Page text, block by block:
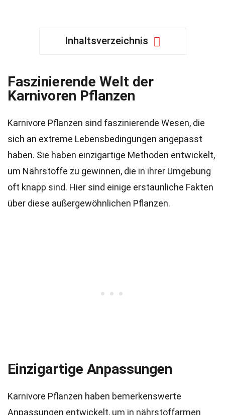
Inhaltsverzeichnis
Faszinierende Welt der
Karnivoren Pflanzen
Karnivore Pflanzen sind faszinierende Wesen, die
sich an extreme Lebensbedingungen angepasst
haben. Sie haben einzigartige Methoden entwickelt,
um Nährstoffe zu gewinnen, die in ihrer Umgebung
oft knapp sind. Hier sind einige erstaunliche Fakten
über diese außergewöhnlichen Pflanzen.
Einzigartige Anpassungen
Karnivore Pflanzen haben bemerkenswerte
Anpassungen entwickelt, um in nährstoffarmen